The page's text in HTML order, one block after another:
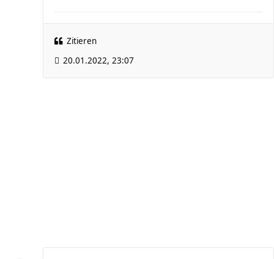
Zitieren
20.01.2022, 23:07